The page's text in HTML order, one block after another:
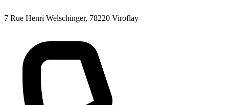
7 Rue Henri Welschinger, 78220 Viroflay